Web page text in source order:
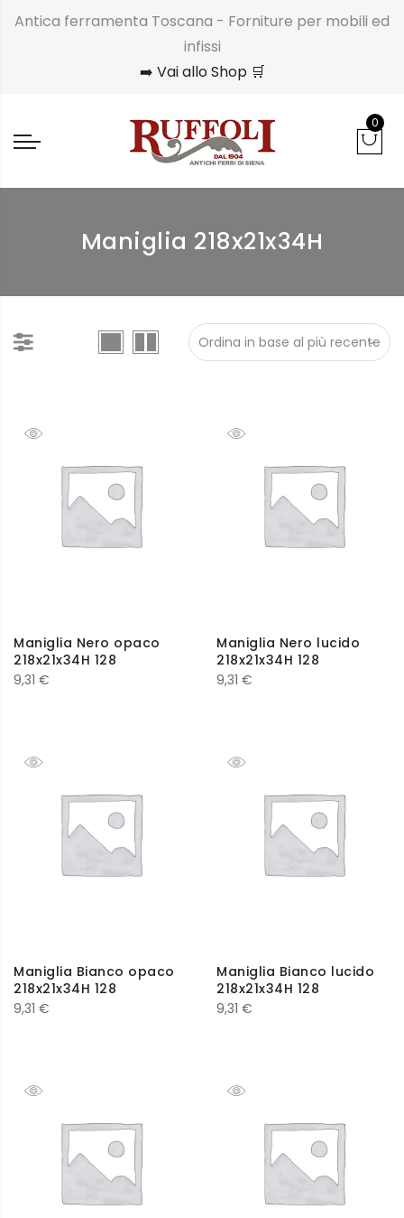
Antica ferramenta Toscana - Forniture per mobili ed
infissi
➡️ Vai allo Shop 🛒
0
Maniglia 218x21x34H
Maniglia Nero opaco
218x21x34H 128
9,31 €
Maniglia Nero lucido
218x21x34H 128
9,31 €
Maniglia Bianco opaco
218x21x34H 128
9,31 €
Maniglia Bianco lucido
218x21x34H 128
9,31 €